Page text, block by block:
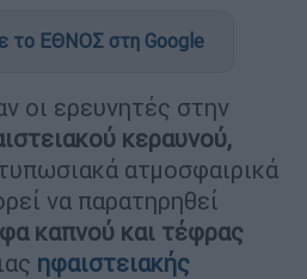
το ΕΘΝΟΣ στη Google
οι ερευνητές στην
κεραυνού,
ατμοσφαιρικά
να παρατηρηθεί
καπνού και τέφρας
ηφαιστειακής